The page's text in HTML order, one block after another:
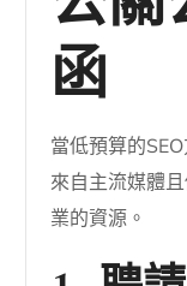
函
當低預算的
來自主流媒體
業的資源。